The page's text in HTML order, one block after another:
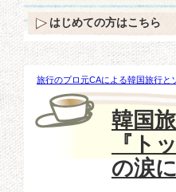
旅行のプロ元CAによる韓国旅行と
【日本初放送記念：過去記事19
韓国
『ト
の涙
はじめての方はこちら